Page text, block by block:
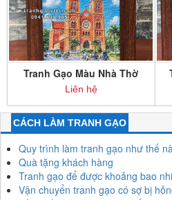
Tranh Gạo Màu Nhà Thờ
Đức Bà Sài Gòn để bàn
Liên hệ
CÁCH LÀM TRANH GẠO
Quy trình làm tranh gạo như thế
Quà tặng khách hàng
Tranh gạo để được khoảng bao
Vận chuyển tranh gạo có sợ bị